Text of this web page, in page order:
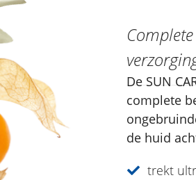
De SUN
complete
de huid
trekt